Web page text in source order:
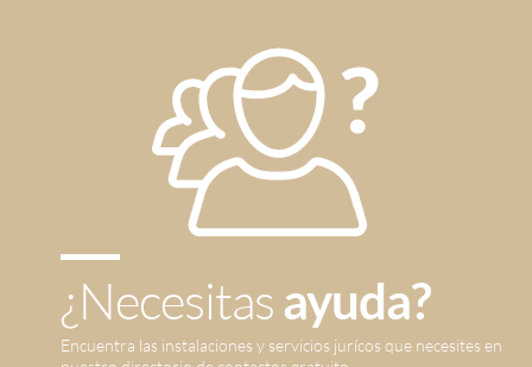
¿Necesitasayuda?
Encuentra las instalaciones y servicios jurícos que necesites en